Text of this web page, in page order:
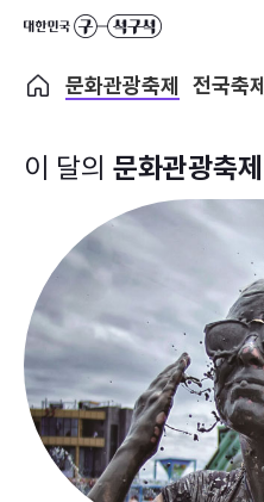
문화관광축제 전국축제
이 달의 문화관광축제